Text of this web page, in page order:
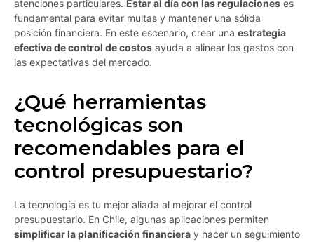
atenciones particulares. Estar al día con las regulaciones es
fundamental para evitar multas y mantener una sólida
posición financiera. En este escenario, crear una estrategia
efectiva de control de costos ayuda a alinear los gastos con
las expectativas del mercado.
¿Qué herramientas
tecnológicas son
recomendables para el
control presupuestario?
La tecnología es tu mejor aliada al mejorar el control
presupuestario. En Chile, algunas aplicaciones permiten
simplificar la planificación financiera y hacer un seguimiento